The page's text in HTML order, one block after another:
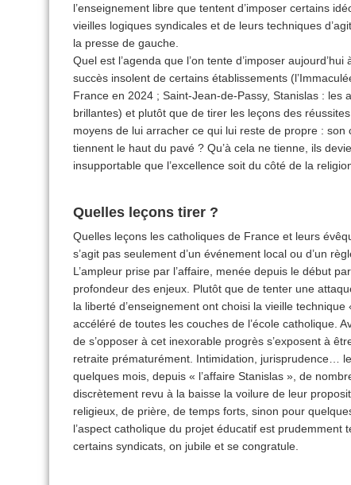
l’enseignement libre que tentent d’imposer certains
vieilles logiques syndicales et de leurs techniques
la presse de gauche.
Quel est l’agenda que l’on tente d’imposer
succès insolent de certains établissements
France en 2024 ; Saint-Jean-de-Passy, Stanislas : les
brillantes) et plutôt que de tirer les leçons des
moyens de lui arracher ce qui lui reste de propre :
tiennent le haut du pavé ? Qu’à cela ne tienne, ils
insupportable que l’excellence soit du côté de la
Quelles leçons tirer ?
Quelles leçons les catholiques de France et leurs
s’agit pas seulement d’un événement local ou d’un
L’ampleur prise par l’affaire, menée depuis le début
profondeur des enjeux. Plutôt que de tenter une
la liberté d’enseignement ont choisi la vieille
accéléré de toutes les couches de l’école catholique.
de s’opposer à cet inexorable progrès s’exposent à
retraite prématurément. Intimidation, jurisprudence…
quelques mois, depuis « l’affaire Stanislas », de
discrètement revu à la baisse la voilure de leur
religieux, de prière, de temps forts, sinon pour
l’aspect catholique du projet éducatif est prudemment
certains syndicats, on jubile et se congratule.